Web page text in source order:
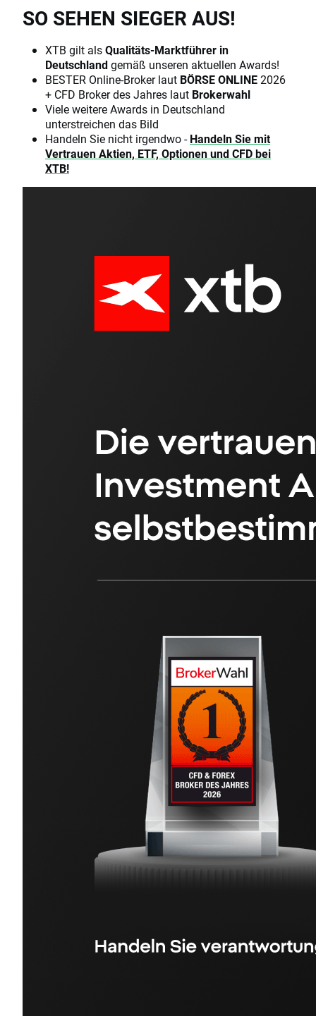
SO SEHEN SIEGER AUS!
XTB gilt alsQualitäts-Marktführer in
Deutschlandgemäß unseren aktuellen Awards!
BESTER Online-Broker laut BÖRSE ONLINE2026
+ CFD Broker des Jahres laut Brokerwahl
Viele weitere Awards in Deutschland
unterstreichen das Bild
Handeln Sie nicht irgendwo -Handeln Sie mit
Vertrauen Aktien, ETF, Optionen und CFD bei
XTB!